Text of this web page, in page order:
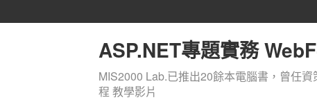
ASP.NET專題實務
MIS2000 Lab.已推出20餘本電腦書，曾任
程 教學影片